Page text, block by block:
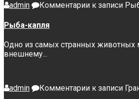
admin Комментарии к записи
Рыба-капля
Одно из самых странных животных
внешнему...
admin Комментарии к записи